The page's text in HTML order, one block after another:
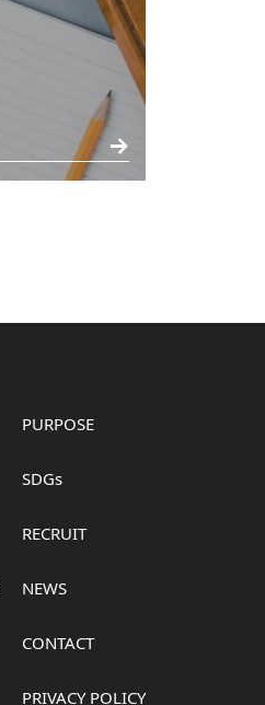
PURPOSE
SDGs
RECRUIT
NEWS
CONTACT
PRIVACY POLICY